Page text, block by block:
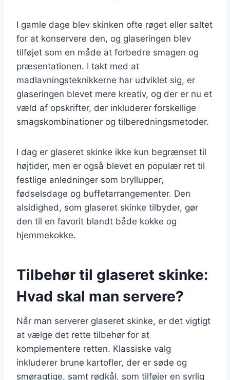
I gamle dage blev skinken ofte røget eller saltet
for at konservere den, og glaseringen blev
tilføjet som en måde at forbedre smagen og
præsentationen. I takt med at
madlavningsteknikkerne har udviklet sig, er
glaseringen blevet mere kreativ, og der er nu et
væld af opskrifter, der inkluderer forskellige
smagskombinationer og tilberedningsmetoder.
I dag er glaseret skinke ikke kun begrænset til
højtider, men er også blevet en populær ret til
festlige anledninger som bryllupper,
fødselsdage og buffetarrangementer. Den
alsidighed, som glaseret skinke tilbyder, gør
den til en favorit blandt både kokke og
hjemmekokke.
Tilbehør til glaseret skinke:
Hvad skal man servere?
Når man serverer glaseret skinke, er det vigtigt
at vælge det rette tilbehør for at
komplementere retten. Klassiske valg
inkluderer brune kartofler, der er søde og
smøragtige, samt rødkål, som tilføjer en syrlig